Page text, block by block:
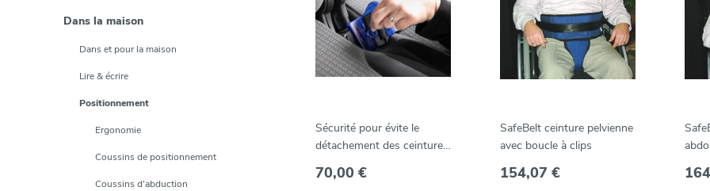
Dans la maison
Dans et pour la maison
Lire & écrire
Positionnement
Ergonomie
Coussins de positionnement
Coussins d'abduction
Sécurité pour évite le
détachement des ceintures
70,00 €
SafeBelt ceinture pelvienne
avec boucle à clips
154,07 €